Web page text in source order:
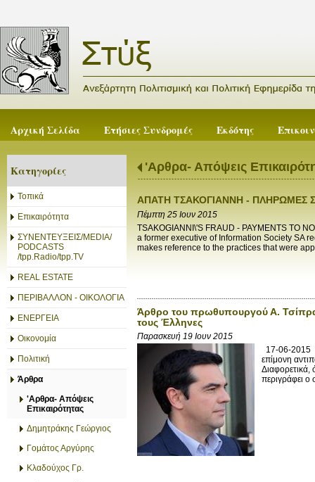
Αρχική Σελίδα Ετήσιες Συνδρομές Εκδότης
Κατηγορίες
Τοπικά
Επικαιρότητα
ΣΥΝΕΝΤΕΥΞΕΙΣ/MEDIA/
PODCASTS
/tpp.Radio/tpp.TV
REAL ESTATE
ΠΕΡΙΒΑΛΛΟΝ - ΟΙΚΟΛΟΓΙΑ
ΕΝΕΡΓΕΙΑ
Οικονομία
Πολιτική
Άρθρα
'Αρθρα- Απόψεις
Επικαιρότητας
Δημητράκης Γεώργιος
Γομάτος Αργύρης
Κλαδούχος Γρ.
'Αρθρα- Απόψεις
ΑΠΑΤΗ ΤΣΑΚΟΓΙΑΝΝΗ - ΠΛΗΡΩΜΕΣ
Πέμπτη 25 Ιουν 2015
TSAKOGIANNI\'S FRAUD - PAYMENTS TO
a former executive of Information Society SA
makes reference to the practices that were
Άρθρο του πρωθυπουργού Α.
τους Έλληνες
Παρασκευή 19 Ιουν 2015
17-06-2015
επίμονη
Διαφορετικά,
περιγράφει